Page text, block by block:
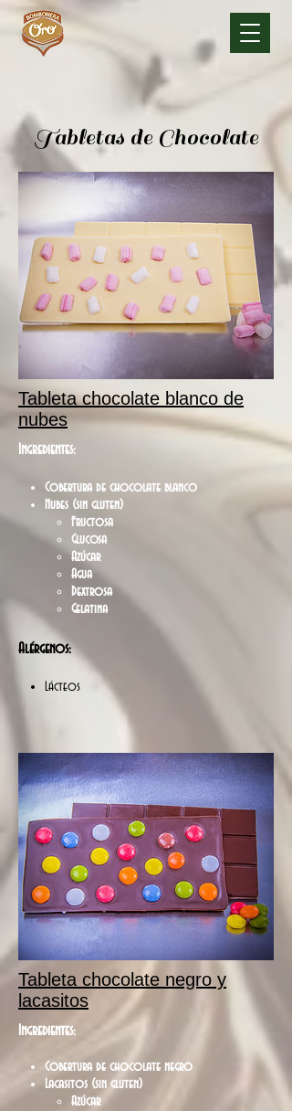
Tabletas de Chocolate
Tableta chocolate blanco de
nubes
Ingredientes:
Cobertura de chocolate blanco
Nubes (sin gluten)
Fructosa
Glucosa
Azúcar
Agua
Dextrosa
Gelatina
Alérgenos:
Lácteos
Tableta chocolate negro y
lacasitos
Ingredientes:
Cobertura de chocolate negro
Lacasitos (sin gluten)
Azúcar